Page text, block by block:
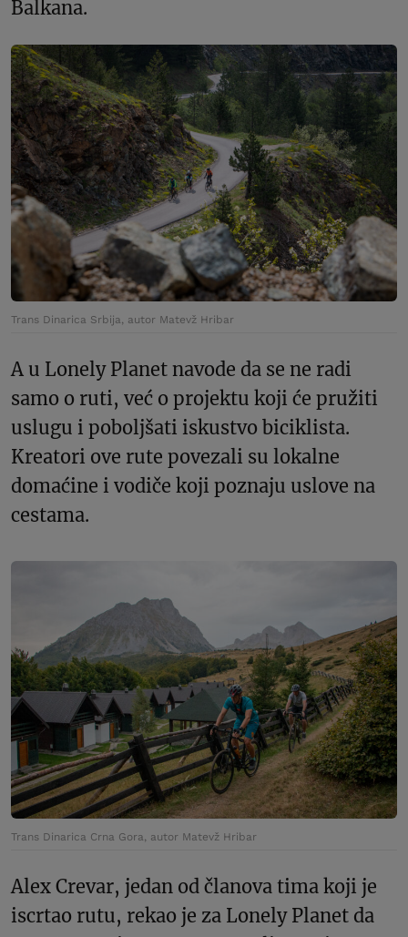
Balkana.
Trans Dinarica Srbija, autor Matevž Hribar
A u Lonely Planet navode da se ne radi
samo o ruti, već o projektu koji će pružiti
uslugu i poboljšati iskustvo biciklista.
Kreatori ove rute povezali su lokalne
domaćine i vodiče koji poznaju uslove na
cestama.
Trans Dinarica Crna Gora, autor Matevž Hribar
Alex Crevar, jedan od članova tima koji je
iscrtao rutu, rekao je za Lonely Planet da